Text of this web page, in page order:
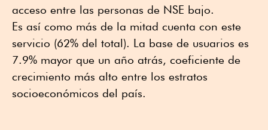
acceso entre las personas de NSE bajo.
Es así como más de la mitad cuenta con este
servicio (62% del total). La base de usuarios es
7.9% mayor que un año atrás, coeficiente de
crecimiento más alto entre los estratos
socioeconómicos del país.